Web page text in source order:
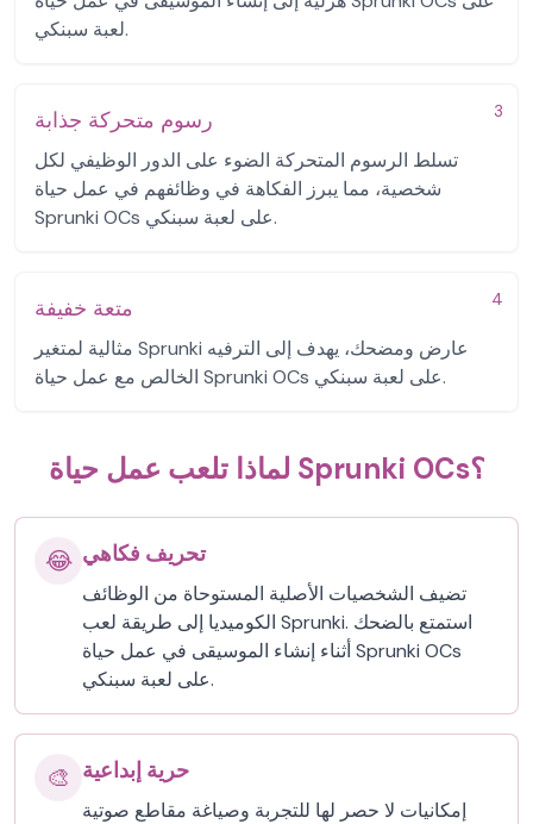
لعبة سبنكي.
3 رسوم متحركة جذابة
تسلط الرسوم المتحركة الضوء على الدور الوظيفي لكل
شخصية، مما يبرز الفكاهة في وظائفهم في عمل حياة
Sprunki OCs على لعبة سبنكي.
4 متعة خفيفة
مثالية لمتغير Sprunki عارض ومضحك، يهدف إلى الترفيه
الخالص مع عمل حياة Sprunki OCs على لعبة سبنكي.
لماذا تلعب عمل حياة Sprunki OCs؟
😂 تحريف فكاهي
تضيف الشخصيات الأصلية المستوحاة من الوظائف
الكوميديا إلى طريقة لعب Sprunki. استمتع بالضحك
أثناء إنشاء الموسيقى في عمل حياة Sprunki OCs
على لعبة سبنكي.
🎨 حرية إبداعية
إمكانيات لا حصر لها للتجربة وصياغة مقاطع صوتية